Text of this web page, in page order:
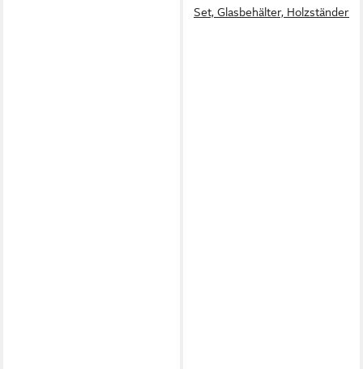
Set, Glasbehälter, Holzständer